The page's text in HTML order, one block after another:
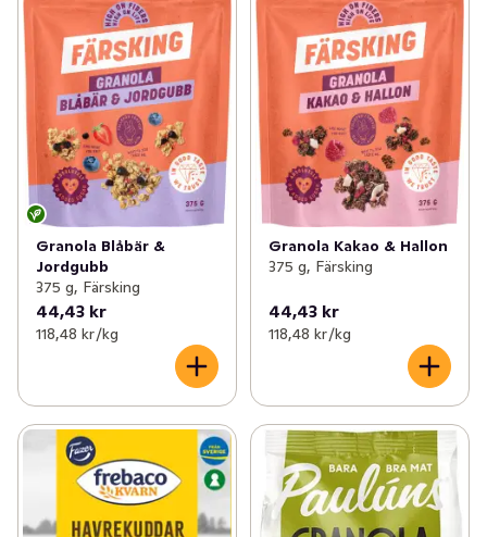
Granola Blåbär &
Jordgubb
375 g, Färsking
44,43 kr
118,48 kr /kg
Granola Kakao & Hallon
375 g, Färsking
44,43 kr
118,48 kr /kg